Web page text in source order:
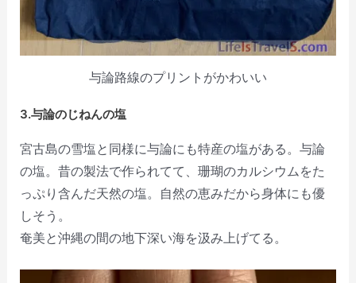
与論路線のプリントがかわいい
3.与論のじねんの塩
宮古島の雪塩と同様に与論にも特産の塩がある。与論
の塩。昔の製法で作られてて、珊瑚のカルシウムをた
っぷり含んだ天然の塩。自然の恵みだから身体にも優
しそう。
奄美と沖縄の間の地下深い海を汲み上げてる。